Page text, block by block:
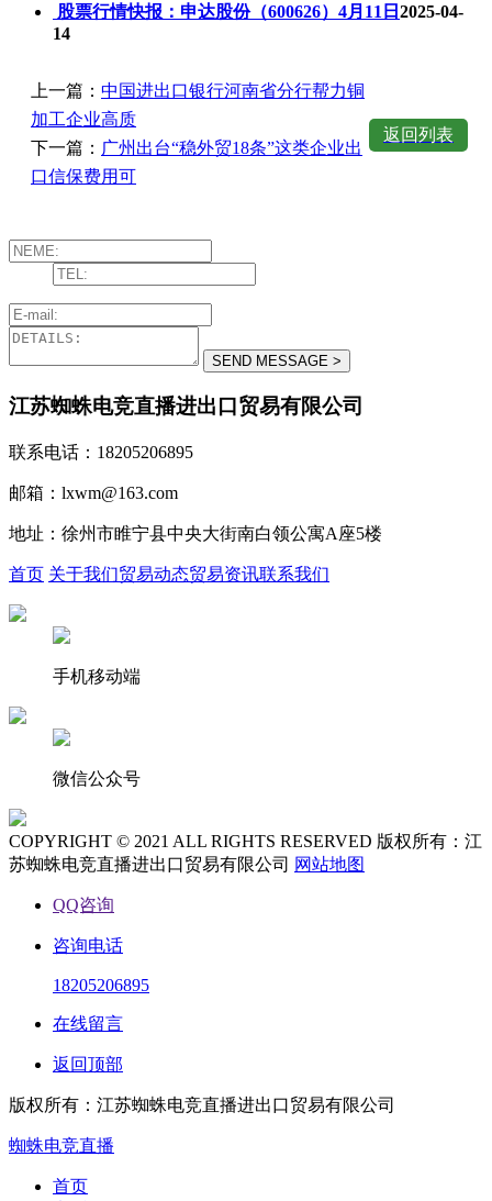
股票行情快报：申达股份（600626）4月11日 2025-04-
14
上一篇： 中国进出口银行河南省分行帮力铜
加工企业高质
下一篇： 广州出台“稳外贸18条”这类企业出
口信保费用可
返回列表
江苏蜘蛛电竞直播进出口贸易有限公司
联系电话：18205206895
邮箱：lxwm@163.com
地址：徐州市睢宁县中央大街南白领公寓A座5楼
首页 关于我们贸易动态贸易资讯联系我们
手机移动端
微信公众号
COPYRIGHT © 2021 ALL RIGHTS RESERVED 版权所有：江
苏蜘蛛电竞直播进出口贸易有限公司 网站地图
QQ咨询
咨询电话
18205206895
在线留言
返回顶部
版权所有：江苏蜘蛛电竞直播进出口贸易有限公司
蜘蛛电竞直播
首页